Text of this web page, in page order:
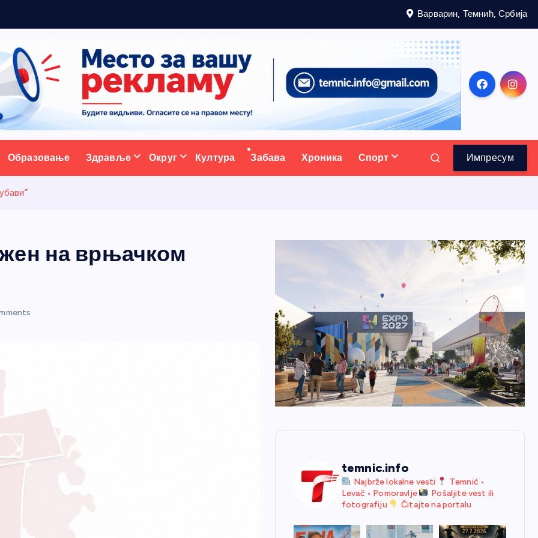
Варварин, Темнић, Србија
портал
Образовање Здравље Округ Култура Забава Хроника Спорт Импресум
на врњачком
temnic.info
Najbrže lokalne vesti
Temnić •
Levač • Pomoravlje
Pošaljite vest ili
fotografiju
Čitajte na portalu